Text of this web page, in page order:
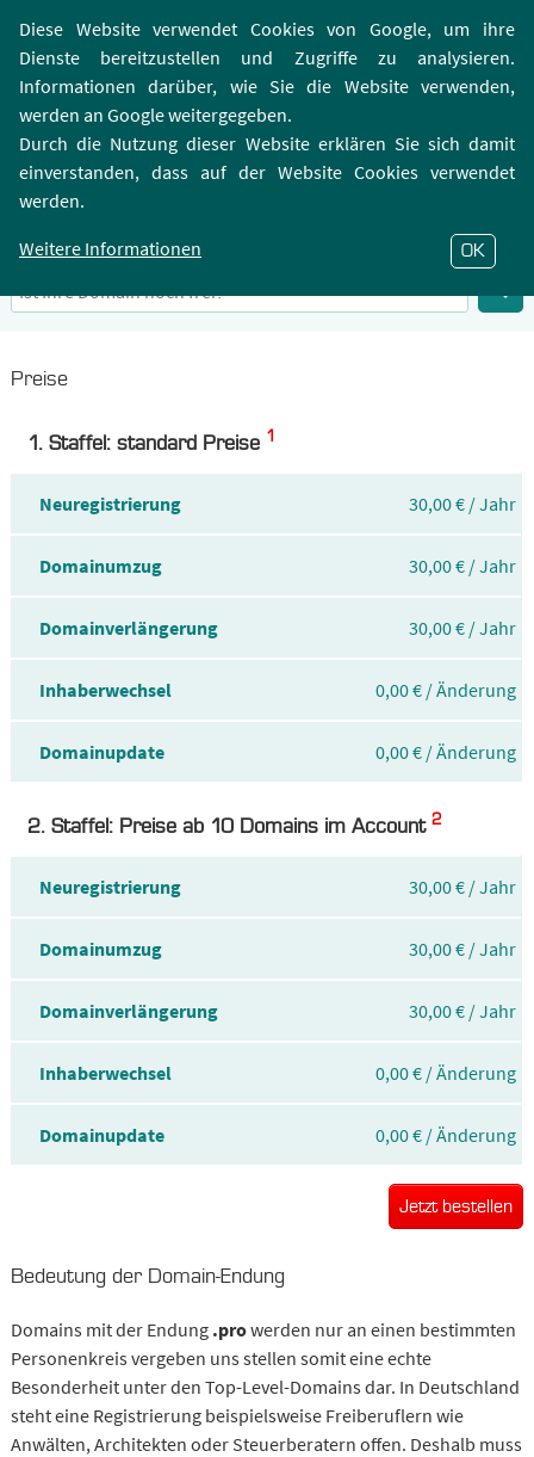
Diese Website verwendet Cookies von Google, um ihre
Dienste bereitzustellen und Zugriffe zu analysieren.
Informationen darüber, wie Sie die Website verwenden,
werden an Google weitergegeben.
Durch die Nutzung dieser Website erklären Sie sich damit
einverstanden, dass auf der Website Cookies verwendet
werden.
Weitere Informationen
OK
.PRO-Domain
Preise
1. Staffel: standard Preise 1
Neuregistrierung 30,00 € / Jahr
Domainumzug 30,00 € / Jahr
Domainverlängerung 30,00 € / Jahr
Inhaberwechsel 0,00 € / Änderung
Domainupdate 0,00 € / Änderung
2. Staffel: Preise ab 10 Domains im Account 2
Neuregistrierung 30,00 € / Jahr
Domainumzug 30,00 € / Jahr
Domainverlängerung 30,00 € / Jahr
Inhaberwechsel 0,00 € / Änderung
Domainupdate 0,00 € / Änderung
Jetzt bestellen
Bedeutung der Domain-Endung
Domains mit der Endung .prowerden nur an einen bestimmten
Personenkreis vergeben uns stellen somit eine echte
Besonderheit unter den Top-Level-Domains dar. In Deutschland
steht eine Registrierung beispielsweise Freiberuflern wie
Anwälten, Architekten oder Steuerberatern offen. Deshalb muss